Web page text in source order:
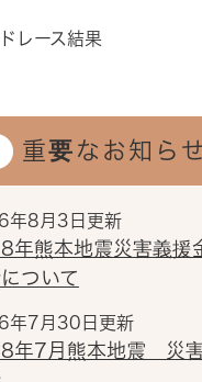
レース結果
重要なお知ら
年8月3日更新
年熊本地震災害義援
ついて
年7月30日更新
年7月熊本地震 災